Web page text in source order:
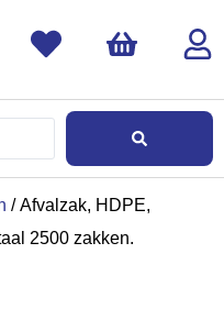
/ Afvalzak, HDPE,
2500 zakken.